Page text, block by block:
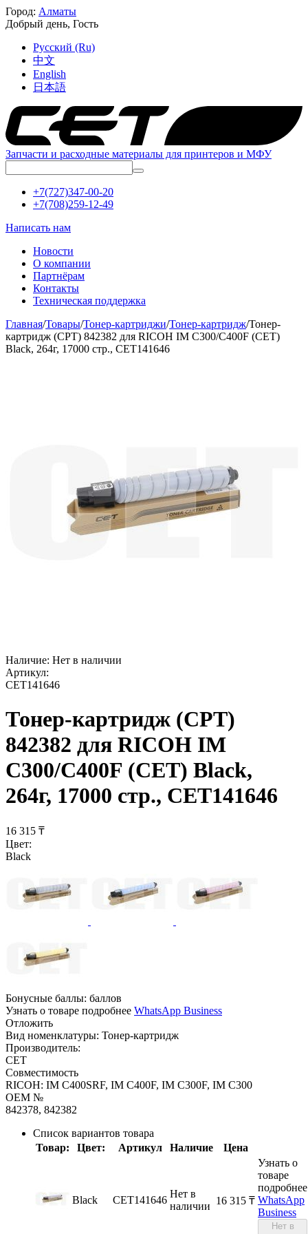
Город: Алматы
Добрый день, Гость
Русский (Ru)
中文
English
日本語
Запчасти и расходные материалы для принтеров и МФУ
+7(727)347-00-20
+7(708)259-12-49
Написать нам
Новости
О компании
Партнёрам
Контакты
Техническая поддержка
Главная/Товары/Тонер-картриджи/Тонер-картридж/Тонер-
картридж (CPT) 842382 для RICOH IM C300/C400F (CET)
Black, 264г, 17000 стр., CET141646
Наличие: Нет в наличии
Артикул:
CET141646
Тонер-картридж (CPT)
842382 для RICOH IM
C300/C400F (CET) Black,
264г, 17000 стр., CET141646
16 315 ₸
Цвет:
Black
Бонусные баллы: баллов
Узнать о товаре подробнее WhatsApp Business
Отложить
Вид номенклатуры: Тонер-картридж
Производитель:
CET
Совместимость
RICOH: IM C400SRF, IM C400F, IM C300F, IM C300
OEM №
842378, 842382
Список вариантов товара
Товар:
Цвет: Артикул Наличие Цена
Black CET141646
Нет в
наличии 16 315 ₸
Узнать о
товаре
подробнее
WhatsApp
Business
Нет в